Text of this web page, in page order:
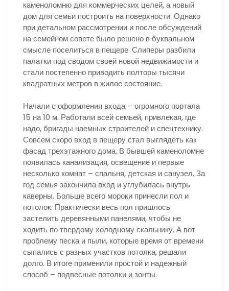
каменоломню для коммерческих целей, а новый
дом для семьи построить на поверхности. Однако
при детальном рассмотрении и после обсуждений
на семейном совете было решено в буквальном
смысле поселиться в пещере. Слиперы разбили
палатки под сводом своей новой недвижимости и
стали постепенно приводить полторы тысячи
квадратных метров в жилое состояние.
Начали с оформления входа – огромного портала
15 на 10 м. Работали всей семьей, привлекая, где
надо, бригады наемных строителей и спецтехнику.
Совсем скоро вход в пещеру стал выглядеть как
фасад трехэтажного дома. В бывшей каменоломне
появилась канализация, освещение и первые
несколько комнат – спальня, детская и санузел. За
год семья закончила вход и углубилась внутрь
каверны. Больше всего мороки принесли пол и
потолок. Практически весь пол пришлось
застелить деревянными панелями, чтобы не
ходить по твердому холодному скальнику. А вот
проблему песка и пыли, которые время от времени
сыпались с разных участков потолка, решали
долго. В итоге применили простой и надежный
способ – подвесные потолки и зонты.